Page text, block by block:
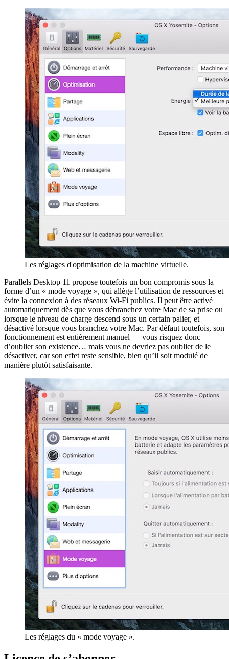
Les réglages d'optimisation de la machine virtuelle.
Parallels Desktop 11 propose toutefois un bon compromis sous la
forme d’un « mode voyage », qui allège l’utilisation de ressources et
évite la connexion à des réseaux Wi-Fi publics. Il peut être activé
automatiquement dès que vous débranchez votre Mac de sa prise ou
lorsque le niveau de charge descend sous un certain palier, et
désactivé lorsque vous branchez votre Mac. Par défaut toutefois, son
fonctionnement est entièrement manuel — vous risquez donc
d’oublier son existence… mais vous ne devriez pas oublier de le
désactiver, car son effet reste sensible, bien qu’il soit modulé de
manière plutôt satisfaisante.
Les réglages du « mode voyage ».